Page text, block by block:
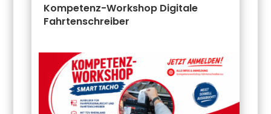
Kompetenz-Workshop Digitale
Fahrtenschreiber